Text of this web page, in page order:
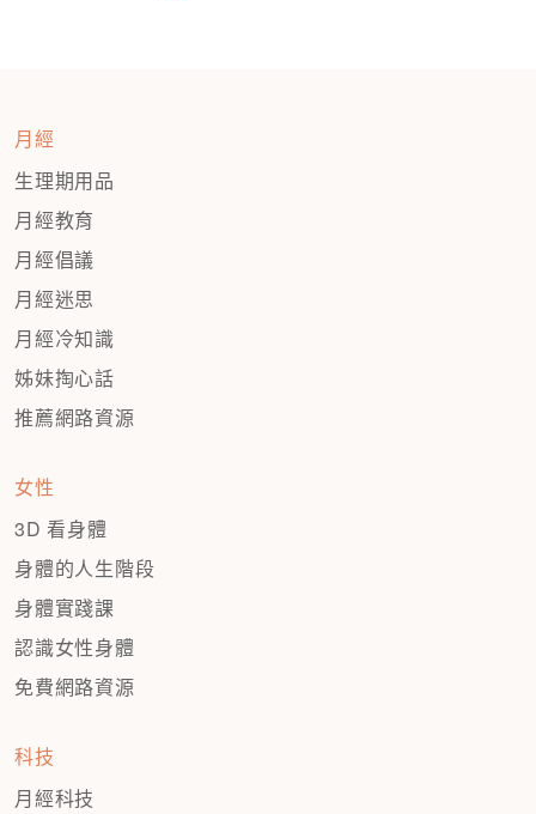
月經
生理期用品
月經教育
月經倡議
月經迷思
月經冷知識
姊妹掏心話
推薦網路資源
女性
3D 看身體
身體的人生階段
身體實踐課
認識女性身體
免費網路資源
科技
月經科技